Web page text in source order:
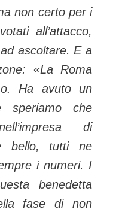
non certo per i
all’attacco,
ascoltare. E a
«La Roma
Ha avuto un
speriamo che
di
bello, tutti ne
i numeri. I
benedetta
fase di non